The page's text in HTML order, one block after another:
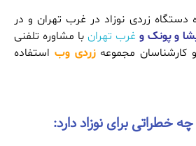
دستگاه زردی نوزاد در غرب تهران و در
و پونک و غرب تهران با مشاوره تلفنی
کارشناسان مجموعهزردی وب استفاده
خطراتی برای نوزاد دارد: